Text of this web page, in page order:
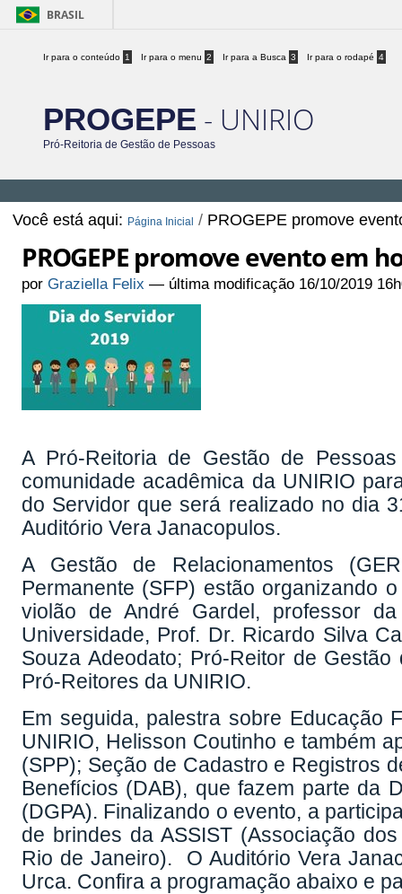
BRASIL
Ir para o conteúdo 1 Ir para o menu 2 Ir para a Busca 3 Ir para o rodapé 4
PROGEPE - UNIRIO
Pró-Reitoria de Gestão de Pessoas
Você está aqui: Página Inicial / PROGEPE promove
PROGEPE promove evento em
porGraziella Felix — última modificação 16/10/2019
A Pró-Reitoria de Gestão de
comunidade acadêmica da UNIRIO
do Servidor que será realizado no dia
Auditório Vera Janacopulos.
A Gestão de Relacionamentos
Permanente (SFP) estão organizando
violão de André Gardel, professor
Universidade, Prof. Dr. Ricardo Silva
Souza Adeodato; Pró-Reitor de
Pró-Reitores da UNIRIO.
Em seguida, palestra sobre Educação
UNIRIO, Helisson Coutinho e também
(SPP); Seção de Cadastro e Registros
Benefícios (DAB), que fazem parte da
(DGPA). Finalizando o evento, a
de brindes da ASSIST (Associação
Rio de Janeiro). O Auditório Vera
Urca. Confira a programação abaixo e